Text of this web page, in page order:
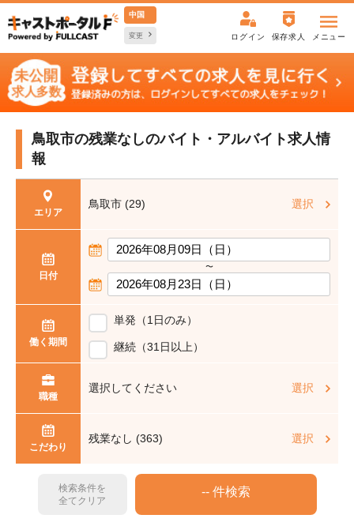
中国
変更 ログイン 保存求人 メニュー
鳥取市の残業なしのバイト・アルバイト求人情
報
エリア
鳥取市 (29) 選択
日付
〜
働く期間
単発（1日のみ）
継続（31日以上）
職種
選択してください 選択
こだわり
残業なし (363) 選択
検索条件を
全てクリア